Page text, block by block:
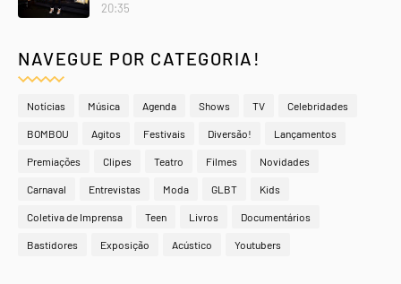
20:35
NAVEGUE POR CATEGORIA!
Notícias Música Agenda Shows TV Celebridades
BOMBOU Agitos Festivais Diversão! Lançamentos
Premiações Clipes Teatro Filmes Novidades
Carnaval Entrevistas Moda GLBT Kids
Coletiva de Imprensa Teen Livros Documentários
Bastidores Exposição Acústico Youtubers